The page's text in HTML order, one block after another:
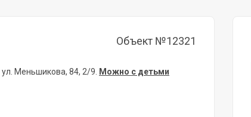
Объект №12321
Меньшикова, 84, 2/9. Можно с детьми